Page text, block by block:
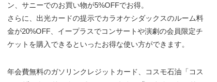
ン、サニーでのお買い物が5%OFFでお得。
さらに、出光カードの提示でカラオケシダックスのルーム料
金が20%OFF、イープラスでコンサートや演劇の会員限定チ
ケットを購入できるといったお得な使い方ができます。
年会費無料のガソリンクレジットカード、コスモ石油「コス